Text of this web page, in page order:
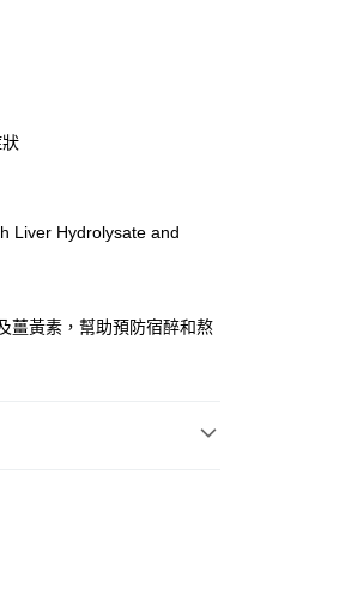
達
天送達
分配至SF順豐速運或京東
Liver Hydrolysate and
薑黃素，幫助預防宿醉和熬